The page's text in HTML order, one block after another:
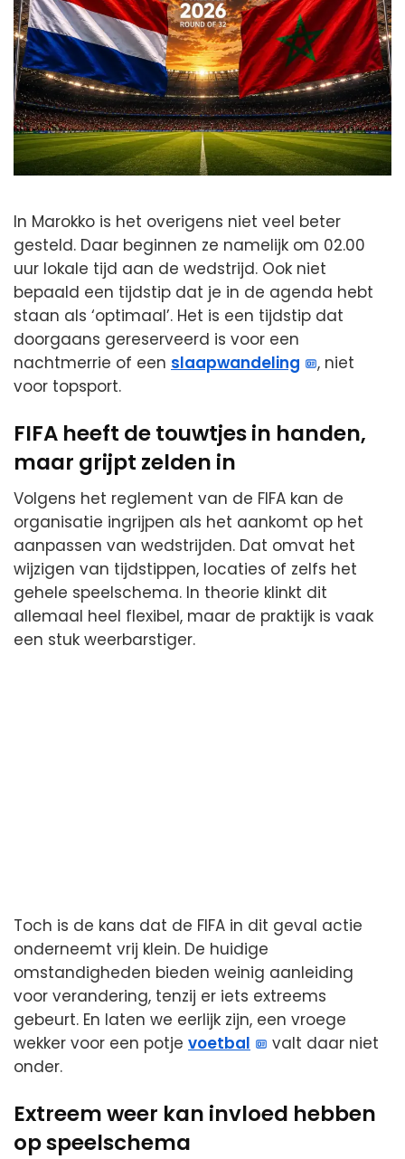
In Marokko is het overigens niet veel beter
gesteld. Daar beginnen ze namelijk om 02.00
uur lokale tijd aan de wedstrijd. Ook niet
bepaald een tijdstip dat je in de agenda hebt
staan als ‘optimaal’. Het is een tijdstip dat
doorgaans gereserveerd is voor een
nachtmerrie of een slaapwandeling
, niet
voor topsport.
FIFA heeft de touwtjes in handen,
maar grijpt zelden in
Volgens het reglement van de FIFA kan de
organisatie ingrijpen als het aankomt op het
aanpassen van wedstrijden. Dat omvat het
wijzigen van tijdstippen, locaties of zelfs het
gehele speelschema. In theorie klinkt dit
allemaal heel flexibel, maar de praktijk is vaak
een stuk weerbarstiger.
Toch is de kans dat de FIFA in dit geval actie
onderneemt vrij klein. De huidige
omstandigheden bieden weinig aanleiding
voor verandering, tenzij er iets extreems
gebeurt. En laten we eerlijk zijn, een vroege
wekker voor een potje voetbal
valt daar niet
onder.
Extreem weer kan invloed hebben
op speelschema